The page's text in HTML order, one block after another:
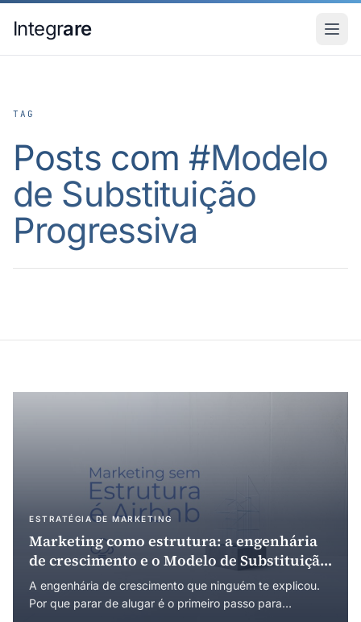
Integrare
TAG
Posts com #Modelo
de Substituição
Progressiva
ESTRATÉGIA DE MARKETING
Marketing como estrutura: a engenhária
de crescimento e o Modelo de Substituição
Progressiva
A engenhária de crescimento que ninguém te explicou.
Por que parar de alugar é o primeiro passo para